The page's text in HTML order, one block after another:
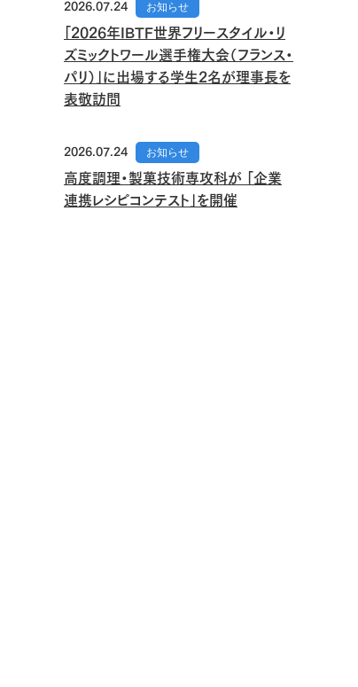
2026.07.24 お知らせ
「2026年IBTF世界フリースタイル・リ
ズミックトワール選手権大会（フランス・
パリ）」に出場する学生2名が理事長を
表敬訪問
2026.07.24 お知らせ
高度調理・製菓技術専攻科が 「企業
連携レシピコンテスト」を開催